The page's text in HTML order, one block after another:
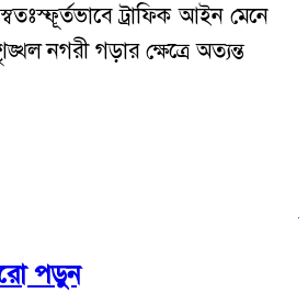
ট্রাফিক আইন মেনে
নগরী গড়ার ক্ষেত্রে অত্যন্ত
পড়ুন